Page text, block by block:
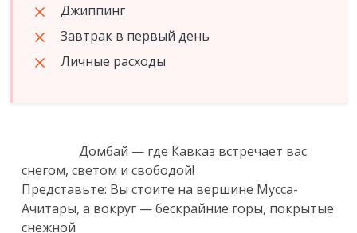
Джиппинг
Завтрак в первый день
Личные расходы
снегом, светом и свободой!
Представьте: Вы стоите на вершине Мусса-
Ачитары, а вокруг — бескрайние горы, покрытые
снежной